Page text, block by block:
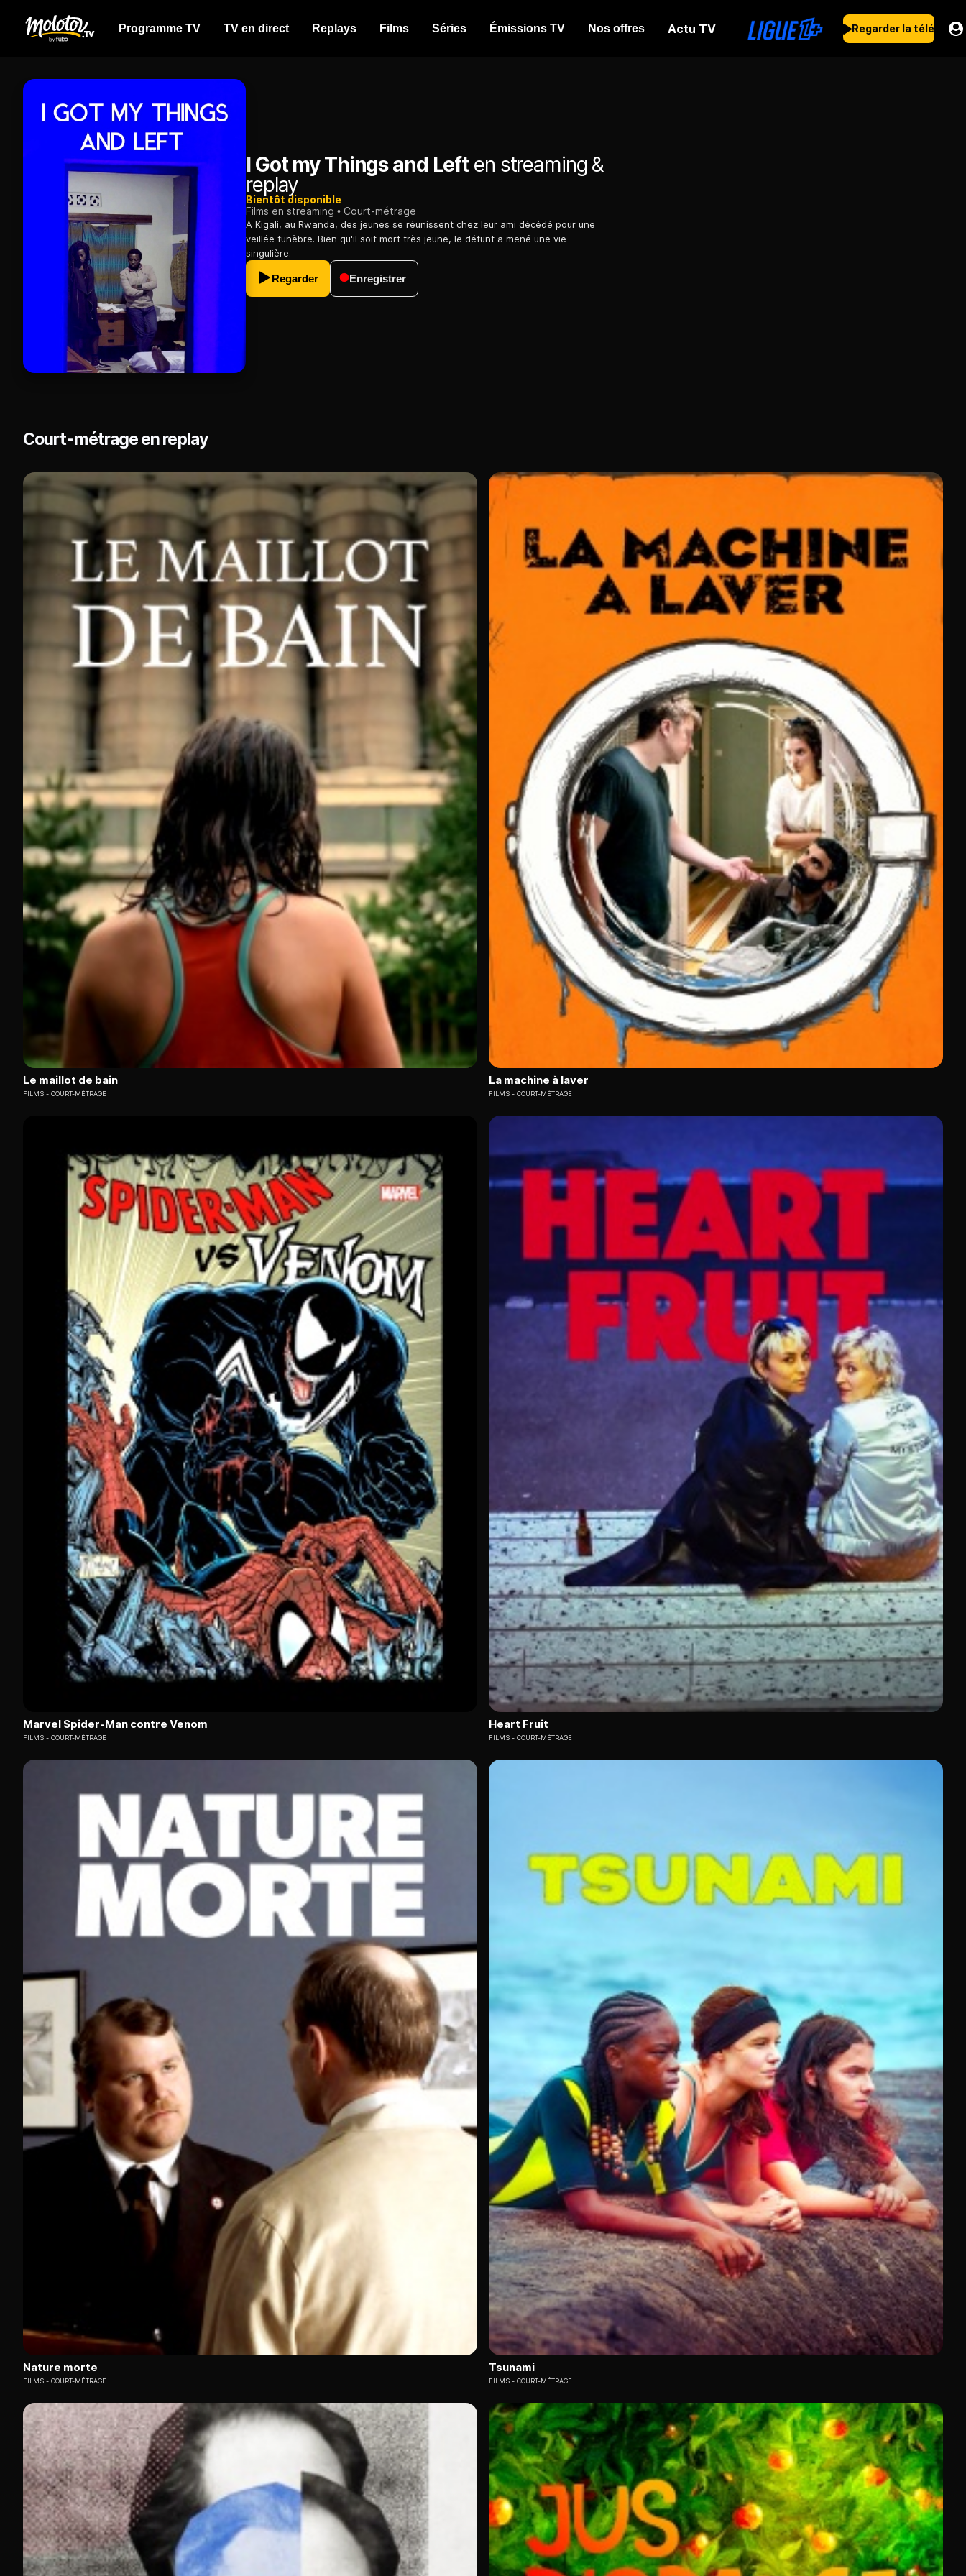
Programme TV TV en direct Replays Films Séries Émissions TV Nos offres Actu TV Regarder la télé
I Got my Things and Leften streaming &
replay
Bientôt disponible
Films en streaming
Court-métrage
A Kigali, au Rwanda, des jeunes se réunissent chez leur ami décédé pour une
veillée funèbre. Bien qu'il soit mort très jeune, le défunt a mené une vie
singulière.
Regarder Enregistrer
Court-métrage en replay
Le maillot de bain
FILMS COURT-MÉTRAGE
La machine à laver
FILMS COURT-MÉTRAGE
Marvel Spider-Man contre Venom
FILMS COURT-MÉTRAGE
Heart Fruit
FILMS COURT-MÉTRAGE
Nature morte
FILMS COURT-MÉTRAGE
Tsunami
FILMS COURT-MÉTRAGE